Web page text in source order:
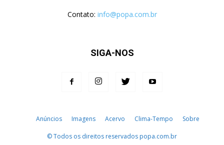
Contato: info@popa.com.br
SIGA-NOS
Anúncios Imagens Acervo Clima-Tempo Sobre
© Todos os direitos reservados popa.com.br